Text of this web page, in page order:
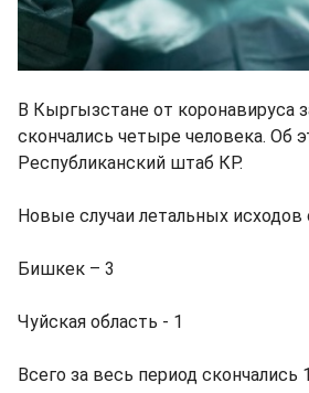
В Кыргызстане от коронавируса
скончались четыре человека. Об
Республиканский штаб КР.
Новые случаи летальных исходов
Бишкек – 3
Чуйская область - 1
Всего за весь период скончались